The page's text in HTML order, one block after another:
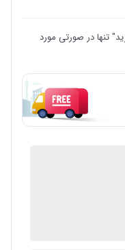
تنها در صورتی مورد